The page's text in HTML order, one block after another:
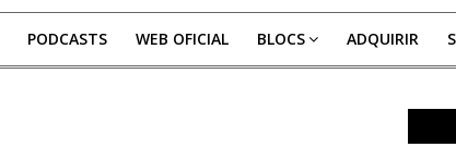
PODCASTS WEB OFICIAL BLOCS ADQUIRIR